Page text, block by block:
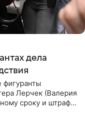
дела
Лерчек (Валерия
сроку и штрафу,